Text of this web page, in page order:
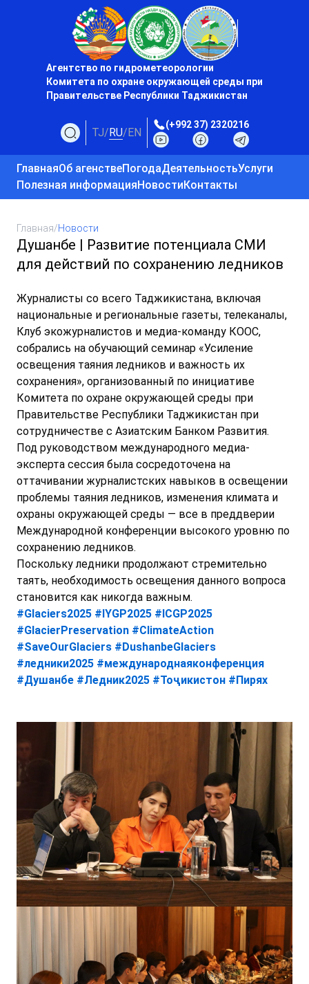
Агентство по гидрометеорологии
Комитета по охране окружающей среды при
Правительстве Республики Таджикистан
TJ/RU/EN
(+992 37) 2320216
ГлавнаяОб агенствеПогодаДеятельностьУслуги
Полезная информацияНовостиКонтакты
Главная/Новости
Душанбе | Развитие потенциала СМИ
для действий по сохранению ледников
Журналисты со всего Таджикистана, включая
национальные и региональные газеты, телеканалы,
Клуб экожурналистов и медиа-команду КООС,
собрались на обучающий семинар «Усиление
освещения таяния ледников и важность их
сохранения», организованный по инициативе
Комитета по охране окружающей среды при
Правительстве Республики Таджикистан при
сотрудничестве с Азиатским Банком Развития.
Под руководством международного медиа-
эксперта сессия была сосредоточена на
оттачивании журналистских навыков в освещении
проблемы таяния ледников, изменения климата и
охраны окружающей среды — все в преддверии
Международной конференции высокого уровню по
сохранению ледников.
Поскольку ледники продолжают стремительно
таять, необходимость освещения данного вопроса
становится как никогда важным.
#Glaciers2025 #IYGP2025 #ICGP2025
#GlacierPreservation #ClimateAction
#SaveOurGlaciers #DushanbeGlaciers
#ледники2025 #международнаяконференция
#Душанбе #Ледник2025 #Тоҷикистон #Пирях